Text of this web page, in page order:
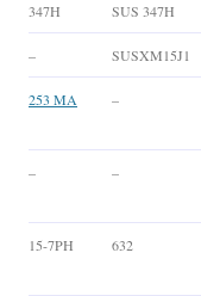
347H SUS 347H
– SUSXM15J1
253 MA –
– –
15-7PH 632